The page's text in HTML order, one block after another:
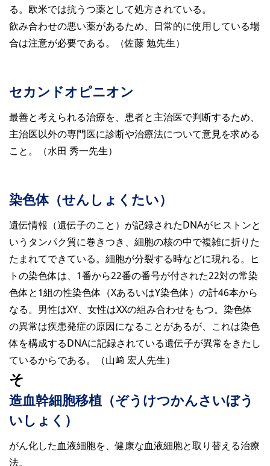
る。欧米では抗うつ薬として処方されている。
飲み合わせの悪い薬があるため、日常的に使用している場
合は注意が必要である。（佐藤 勉先生）
セカンドオピニオン
最善と考えられる治療を、患者と主治医で判断するため、
主治医以外の専門医に診断や治療法について意見を求める
こと。（水田 秀一先生）
染色体（せんしょくたい）
遺伝情報（遺伝子のこと）が記録されたDNAがヒストンと
いうタンパク質に巻きつき、細胞の核の中で複雑に折りた
たまれてできている。細胞が分裂する時などに現れる。ヒ
トの染色体は、1番から22番の番号が付された22対の常染
色体と1組の性染色体（XあるいはY染色体）の計46本から
なる。男性はXY、女性はXXの組み合わせをもつ。染色体
の異常は疾患発症の原因になることがあるが、これは染色
体を構成するDNAに記録されている遺伝子が異常をきたし
ているからである。（山﨑 宏人先生）
そ
造血幹細胞移植（ぞうけつかんさいぼう
いしょく）
がん化した血液細胞を、健康な血液細胞と取り替える治療
法。